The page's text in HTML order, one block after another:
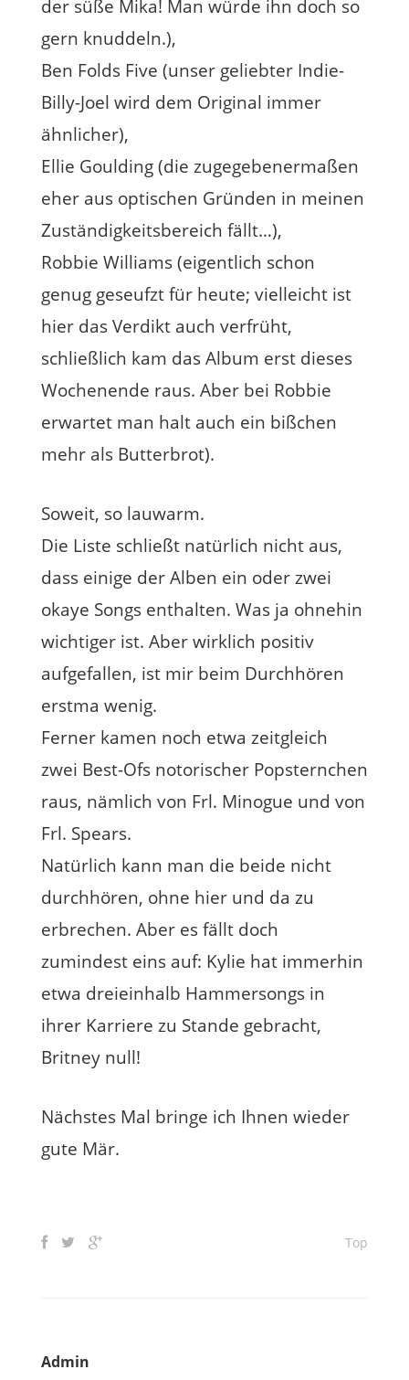
der süße Mika! Man würde ihn doch so
gern knuddeln.),
Ben Folds Five (unser geliebter Indie-
Billy-Joel wird dem Original immer
ähnlicher),
Ellie Goulding (die zugegebenermaßen
eher aus optischen Gründen in meinen
Zuständigkeitsbereich fällt…),
Robbie Williams (eigentlich schon
genug geseufzt für heute; vielleicht ist
hier das Verdikt auch verfrüht,
schließlich kam das Album erst dieses
Wochenende raus. Aber bei Robbie
erwartet man halt auch ein bißchen
mehr als Butterbrot).
Soweit, so lauwarm.
Die Liste schließt natürlich nicht aus,
dass einige der Alben ein oder zwei
okaye Songs enthalten. Was ja ohnehin
wichtiger ist. Aber wirklich positiv
aufgefallen, ist mir beim Durchhören
erstma wenig.
Ferner kamen noch etwa zeitgleich
zwei Best-Ofs notorischer Popsternchen
raus, nämlich von Frl. Minogue und von
Frl. Spears.
Natürlich kann man die beide nicht
durchhören, ohne hier und da zu
erbrechen. Aber es fällt doch
zumindest eins auf: Kylie hat immerhin
etwa dreieinhalb Hammersongs in
ihrer Karriere zu Stande gebracht,
Britney null!
Nächstes Mal bringe ich Ihnen wieder
gute Mär.
Top
Admin